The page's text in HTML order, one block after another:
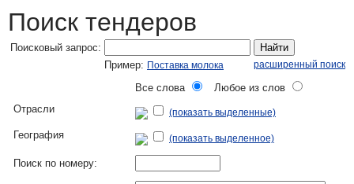
Поиск тендеров
Поисковый запрос:
Найти
Пример: Поставка молока расширенный поиск
Все слова
Любое из слов
Отрасли
(показать выделенные)
География (показать выделенное)
Поиск по номеру: